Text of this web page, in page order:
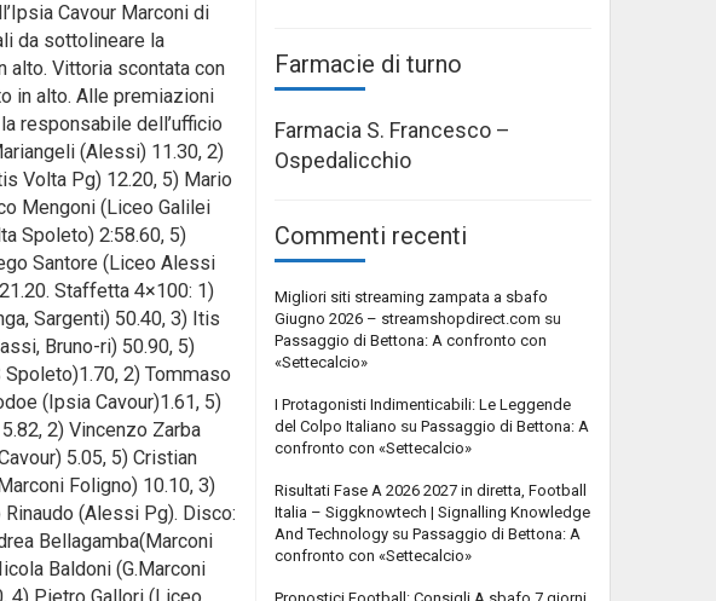
Cavour Marconi di
da sottolineare la
alto. Vittoria scontata con
in alto. Alle premiazioni
responsabile dell’ufficio
(Alessi) 11.30, 2)
Volta Pg) 12.20, 5) Mario
Mengoni (Liceo Galilei
Spoleto) 2:58.60, 5)
Santore (Liceo Alessi
Staffetta 4×100: 1)
Sargenti) 50.40, 3) Itis
Bruno-ri) 50.90, 5)
2) Tommaso
(Ipsia Cavour)1.61, 5)
2) Vincenzo Zarba
5.05, 5) Cristian
Foligno) 10.10, 3)
(Alessi Pg). Disco:
Bellagamba(Marconi
Baldoni (G.Marconi
Farmacie di turno
Farmacia S. Francesco –
Ospedalicchio
Commenti recenti
Migliori siti streaming zampata a sbafo
Giugno 2026 – streamshopdirect.com su
Passaggio di Bettona: A confronto con
«Settecalcio»
I Protagonisti Indimenticabili: Le Leggende
del Colpo Italiano su Passaggio di Bettona: A
confronto con «Settecalcio»
Risultati Fase A 2026 2027 in diretta, Football
Italia – Siggknowtech | Signalling Knowledge
And Technology su Passaggio di Bettona: A
confronto con «Settecalcio»